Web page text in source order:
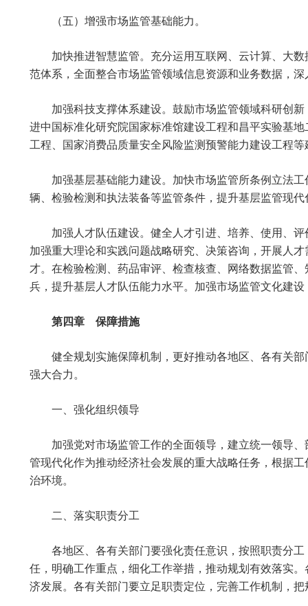
（五）增强市场监管基础能力。
加快推进智慧监管。充分运用互联网、云计算、大
范体系，全面整合市场监管领域信息资源和业务数据，
加强科技支撑体系建设。鼓励市场监管领域科研创
进中国标准化研究院国家标准馆建设工程和昌平实验基
工程、国家消费品质量安全风险监测预警能力建设工程
加强基层基础能力建设。加快市场监管所条例立法
辆、检验检测和执法装备等监管条件，提升基层监管现代
加强人才队伍建设。健全人才引进、培养、使用、
加强重大理论和实践问题战略研究、决策咨询，开展人
才。在检验检测、药品审评、检查核查、网络数据监管
兵，提升基层人才队伍能力水平。加强市场监管文化建
第四章 保障措施
健全规划实施保障机制，更好推动各地区、各有关
强大合力。
一、强化组织领导
加强党对市场监管工作的全面领导，建立统一领导
管现代化作为推动经济社会发展的重大战略任务，根据
治环境。
二、落实职责分工
各地区、各有关部门要强化责任意识，按照职责分
任，明确工作重点，细化工作举措，推动规划有效落实
济发展。各有关部门要立足职责定位，完善工作机制，